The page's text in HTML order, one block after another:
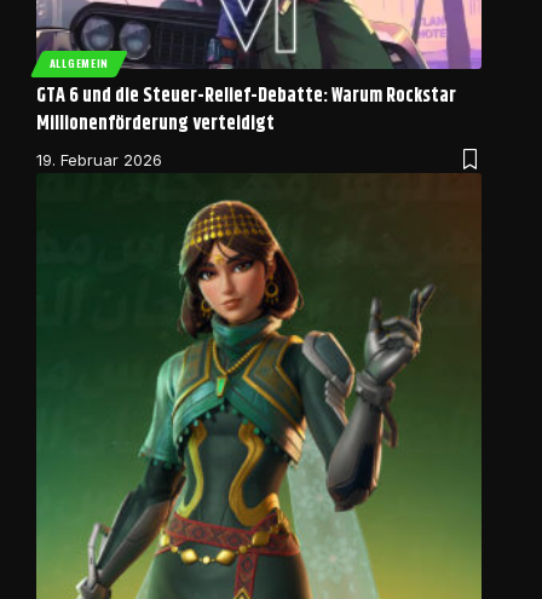
ALLGEMEIN
GTA 6 und die Steuer-Relief-Debatte: Warum Rockstar
Millionenförderung verteidigt
19. Februar 2026